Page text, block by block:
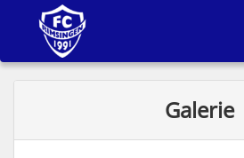
Galerie